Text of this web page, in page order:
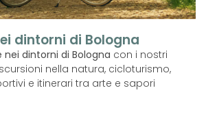
dintorni di Bologna
nei dintorni di Bologna con i nostri
nella natura, cicloturismo,
e itinerari tra arte e sapori